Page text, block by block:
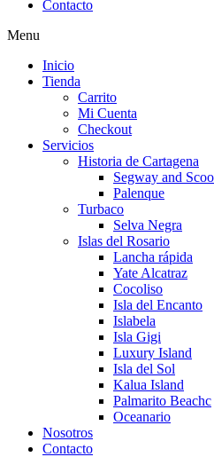
Contacto
Menu
Inicio
Tienda
Carrito
Mi Cuenta
Checkout
Servicios
Historia de Cartagena
Segway and
Palenque
Turbaco
Selva Negra
Islas del Rosario
Lancha rápida
Yate Alcatraz
Cocoliso
Isla del Encanto
Islabela
Isla Gigi
Luxury Island
Isla del Sol
Kalua Island
Palmarito Beachc
Oceanario
Nosotros
Contacto